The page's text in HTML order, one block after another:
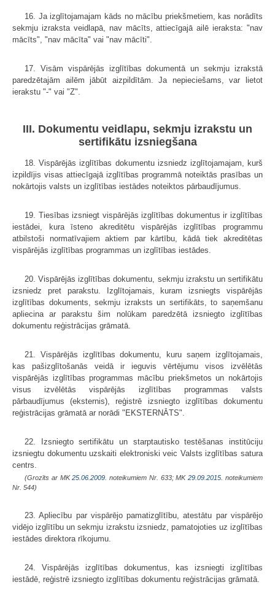
16. Ja izglītojamajam kāds no mācību priekšmetiem, kas norādīts
sekmju izraksta veidlapā, nav mācīts, attiecīgajā ailē ieraksta: "nav
mācīts", "nav mācīta" vai "nav mācīti".
17. Visām vispārējās izglītības dokumentā un sekmju izrakstā
paredzētajām ailēm jābūt aizpildītām. Ja nepieciešams, var lietot
ierakstu "-" vai "Z".
III. Dokumentu veidlapu, sekmju izrakstu un
sertifikātu izsniegšana
18. Vispārējās izglītības dokumentu izsniedz izglītojamajam, kurš
izpildījis visas attiecīgajā izglītības programmā noteiktās prasības un
nokārtojis valsts un izglītības iestādes noteiktos pārbaudījumus.
19. Tiesības izsniegt vispārējās izglītības dokumentus ir izglītības
iestādei, kura īsteno akreditētu vispārējās izglītības programmu
atbilstoši normatīvajiem aktiem par kārtību, kādā tiek akreditētas
vispārējās izglītības programmas un izglītības iestādes.
20. Vispārējās izglītības dokumentu, sekmju izrakstu un sertifikātu
izsniedz pret parakstu. Izglītojamais, kuram izsniegts vispārējās
izglītības dokuments, sekmju izraksts un sertifikāts, to saņemšanu
apliecina ar parakstu šim nolūkam paredzētā izsniegto izglītības
dokumentu reģistrācijas grāmatā.
21. Vispārējās izglītības dokumentu, kuru saņem izglītojamais,
kas pašizglītošanās veidā ir ieguvis vērtējumu visos izvēlētās
vispārējās izglītības programmas mācību priekšmetos un nokārtojis
visus izvēlētās vispārējās izglītības programmas valsts
pārbaudījumus (eksternis), reģistrē izsniegto izglītības dokumentu
reģistrācijas grāmatā ar norādi "EKSTERNĀTS".
22. Izsniegto sertifikātu un starptautisko testēšanas institūciju
izsniegtu dokumentu uzskaiti elektroniski veic Valsts izglītības satura
centrs.
(Grozīts ar MK25.06.2009. noteikumiem Nr. 633; MK29.09.2015. noteikumiem
Nr. 544)
23. Apliecību par vispārējo pamatizglītību, atestātu par vispārējo
vidējo izglītību un sekmju izrakstu izsniedz, pamatojoties uz izglītības
iestādes direktora rīkojumu.
24. Vispārējās izglītības dokumentus, kas izsniegti izglītības
iestādē, reģistrē izsniegto izglītības dokumentu reģistrācijas grāmatā.